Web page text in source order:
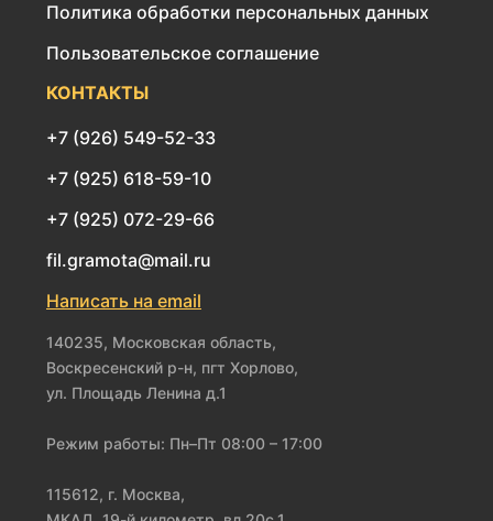
Политика обработки персональных данных
Пользовательское соглашение
КОНТАКТЫ
+7 (926) 549-52-33
+7 (925) 618-59-10
+7 (925) 072-29-66
fil.gramota@mail.ru
Написать на email
140235, Московская область,
Воскресенский р-н, пгт Хорлово,
ул. Площадь Ленина д.1
Режим работы: Пн–Пт 08:00 – 17:00
115612, г. Москва,